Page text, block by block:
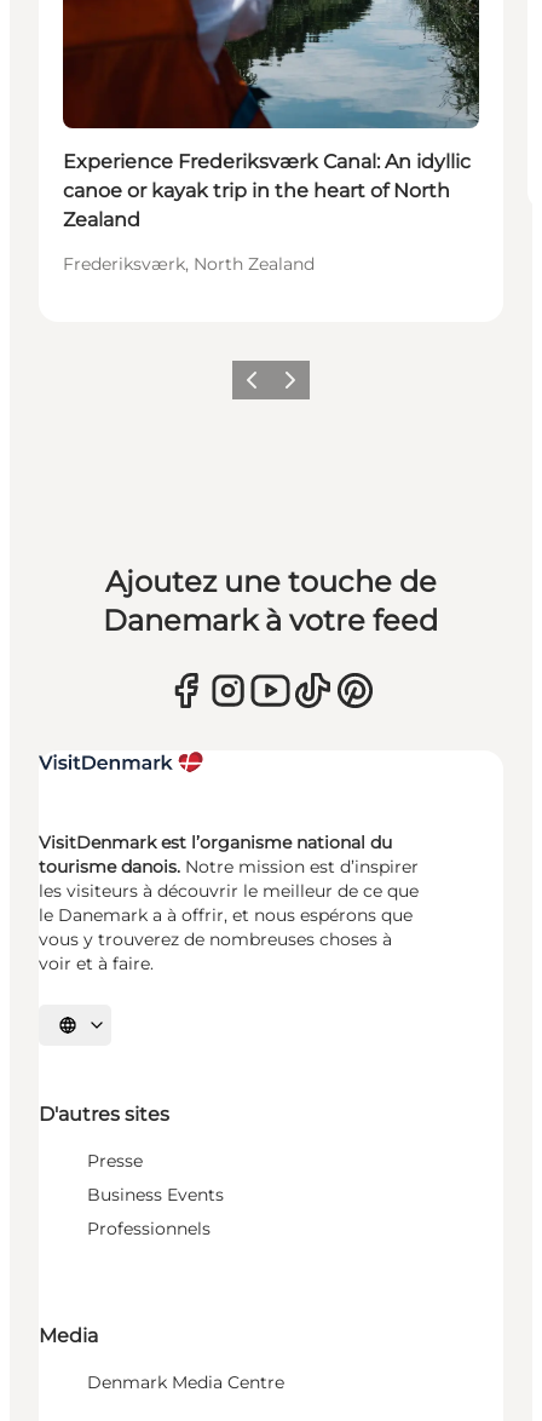
Experience Frederiksværk Canal: An idyllic
canoe or kayak trip in the heart of North
Zealand
Frederiksværk, North Zealand
PrécédentSuivant
Ajoutez une touche de
Danemark à votre feed
VisitDenmark est l’organisme national du
tourisme danois. Notre mission est d’inspirer
les visiteurs à découvrir le meilleur de ce que
le Danemark a à offrir, et nous espérons que
vous y trouverez de nombreuses choses à
voir et à faire.
Choisissez la langue
D'autres sites
Presse
Business Events
Professionnels
Media
Denmark Media Centre